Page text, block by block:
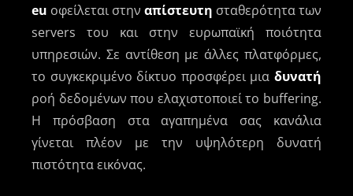
eu οφείλεται στην απίστευτη σταθερότητα των
servers του και στην ευρωπαϊκή ποιότητα
υπηρεσιών. Σε αντίθεση με άλλες πλατφόρμες,
το συγκεκριμένο δίκτυο προσφέρει μια δυνατή
ροή δεδομένων που ελαχιστοποιεί το buffering.
Η πρόσβαση στα αγαπημένα σας κανάλια
γίνεται πλέον με την υψηλότερη δυνατή
πιστότητα εικόνας.